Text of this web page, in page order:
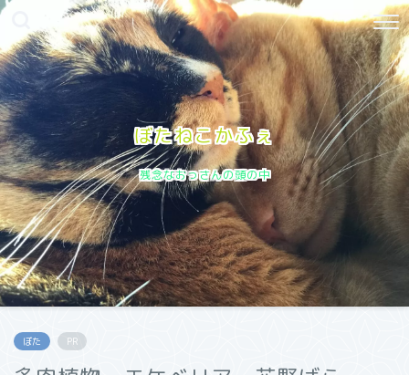
ぼたねこかふぇ
残念なおっさんの頭の中
ぼた PR